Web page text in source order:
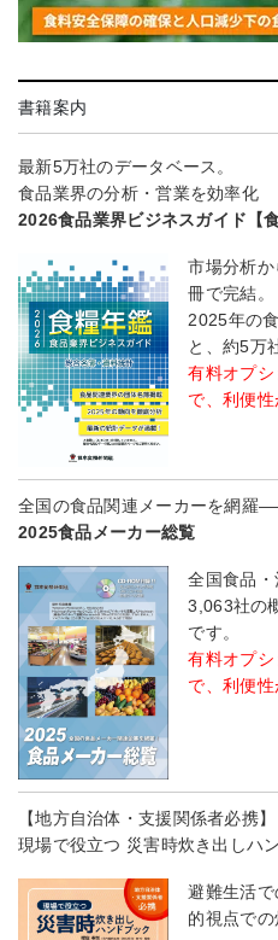
書籍案内
最新5万社のデータベース。
食品業界の分析・営業を効率化
2026食品業界ビジネスガイド【食
市場分析
冊で完結。
2025年の
と、約5万
有料オプ
で、利便性
全国の食品関連メーカーを網羅
2025食品メーカー総覧
全国食品
3,063社の
です。
有料オプ
で、利便性
【地方自治体・支援関係者必携】
現場で役立つ 災害時炊き出しハ
避難生活
的視点で